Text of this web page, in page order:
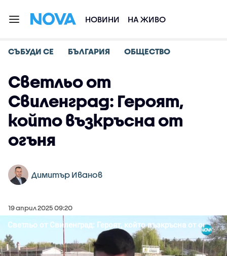
НОВИНИ НА ЖИВО
СЪБУДИ СЕ БЪЛГАРИЯ ОБЩЕСТВО
Светльо от
Свиленград: Героят,
който възкръсна от
огъня
Димитър Иванов
19 април 2025 09:20